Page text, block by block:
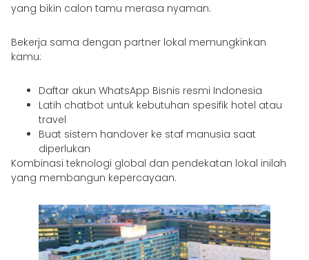
yang bikin calon tamu merasa nyaman.
Bekerja sama dengan partner lokal memungkinkan
kamu:
Daftar akun WhatsApp Bisnis resmi Indonesia
Latih chatbot untuk kebutuhan spesifik hotel atau
travel
Buat sistem handover ke staf manusia saat
diperlukan
Kombinasi teknologi global dan pendekatan lokal inilah
yang membangun kepercayaan.